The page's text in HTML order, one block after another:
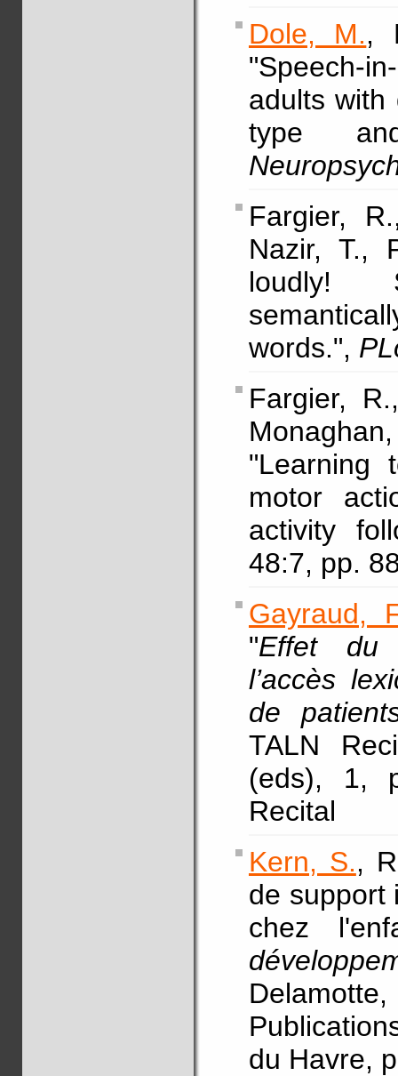
Dole, M.,
"Speech-
adults with
type
Fargier,
Nazir, T.,
loudly!
words.",
Fargier,
"Learning
motor
activity
48:7, pp.
Gayraud,
"Effet du
l’accès
de
TALN
(eds), 1,
Recital
Kern, S.,
de support
chez
du Havre,